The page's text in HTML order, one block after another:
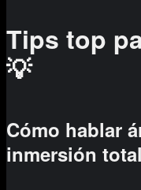
Tips top
💡
Cómo hablar
inmersión total